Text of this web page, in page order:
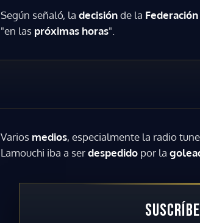
Según señaló, la decisiónde la
"en las próximas horas".
Varios medios, especialmente la radio
Lamouchi iba a serdespedido por la